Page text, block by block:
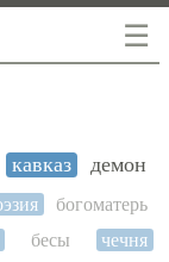
☰
кавказ демон
богоматерь
бесы
чечня